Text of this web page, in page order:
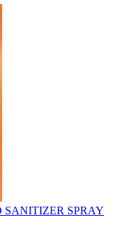
SPRAY